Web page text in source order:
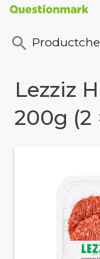
Lezziz
200g (2